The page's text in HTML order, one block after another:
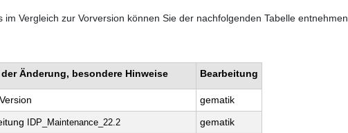
Vergleich zur Vorversion können Sie der nachfolgenden Tabelle entnehmen.
Änderung, besondere Hinweise Bearbeitung
gematik
IDP_Maintenance_22.2
gematik